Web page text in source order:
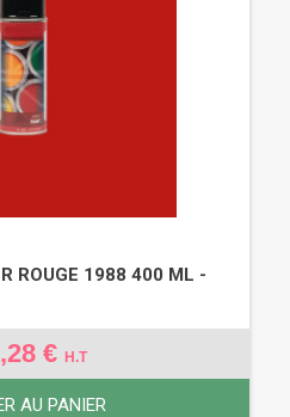
ROUGE 1988 400 ML -
€ H.T
AU PANIER